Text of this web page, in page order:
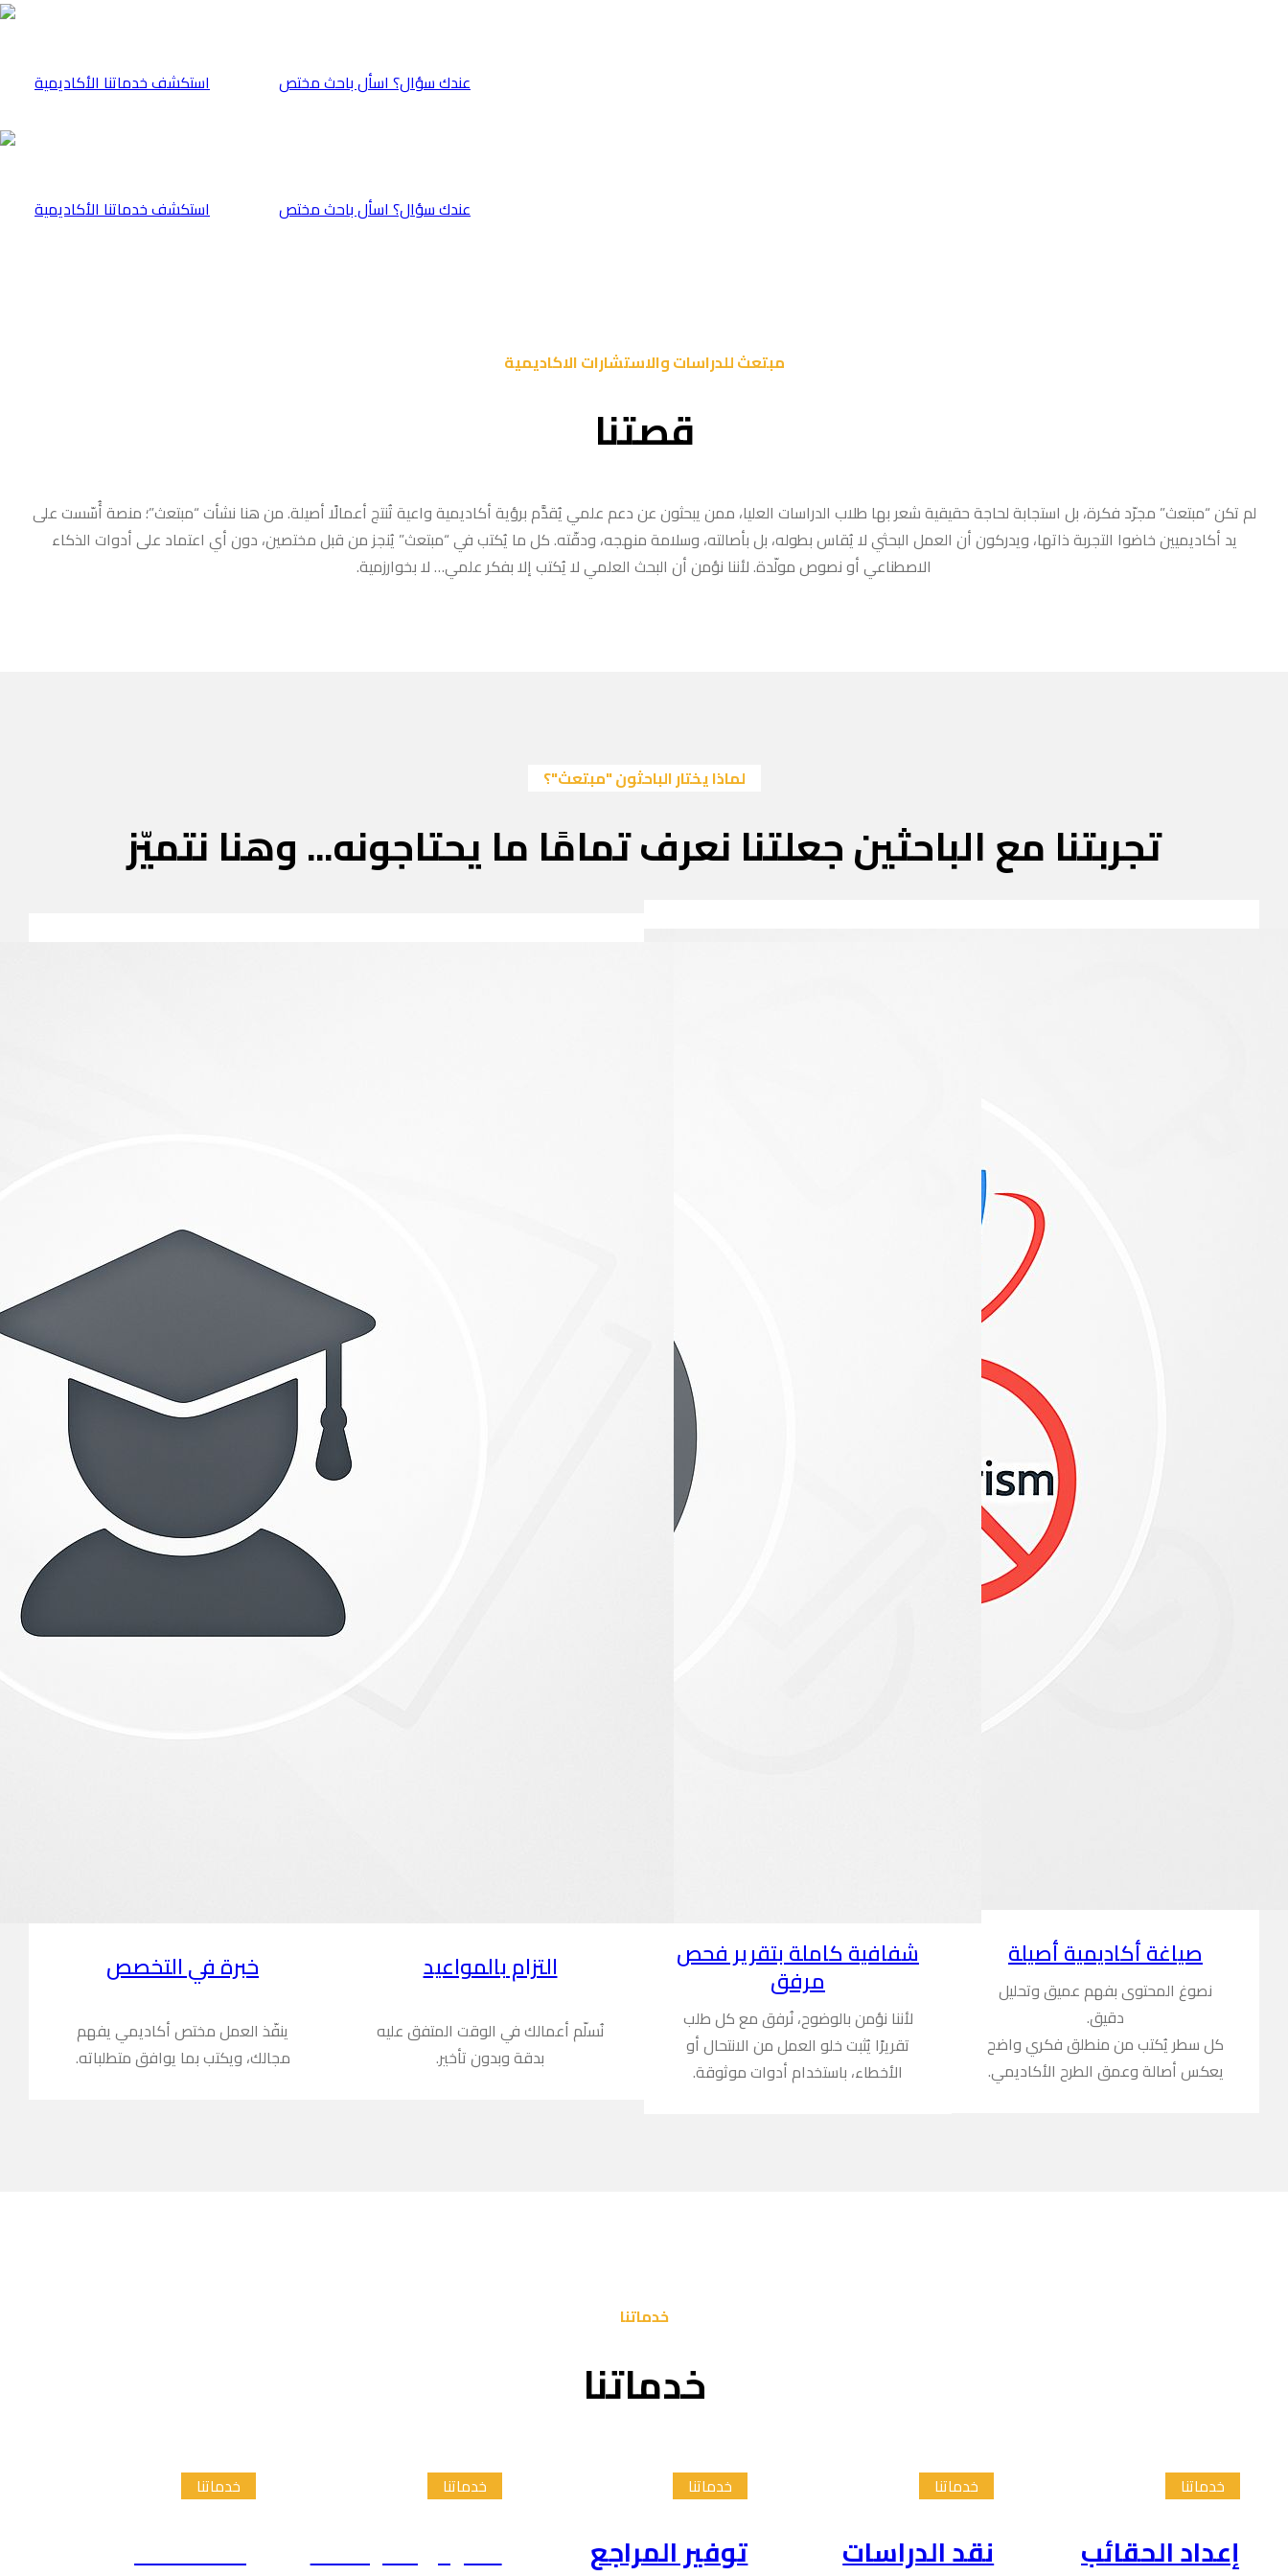
⁠استكشف خدماتنا الأكاديمية عندك سؤال؟ اسأل باحث مختص
⁠استكشف خدماتنا الأكاديمية عندك سؤال؟ اسأل باحث مختص
مبتعث للدراسات والاستشارات الاكاديمية
قصتنا
لم تكن “مبتعث” مجرّد فكرة، بل استجابة لحاجة حقيقية شعر بها طلاب الدراسات العليا، ممن يبحثون عن دعم علمي يُقدَّم برؤية أكاديمية واعية تُنتج أعمالًا أصيلة. من هنا نشأت “مبتعث”؛ منصة أُسّست على
يد أكاديميين خاضوا التجربة ذاتها، ويدركون أن العمل البحثي لا يُقاس بطوله، بل بأصالته، وسلامة منهجه، ودقّته. كل ما يُكتب في “مبتعث” يُنجز من قبل مختصين، دون أي اعتماد على أدوات الذكاء
الاصطناعي أو نصوص مولّدة. لأننا نؤمن أن البحث العلمي لا يُكتب إلا بفكر علمي… لا بخوارزمية.
لماذا يختار الباحثون "مبتعث"؟
تجربتنا مع الباحثين جعلتنا نعرف تمامًا ما يحتاجونه... وهنا نتميّز
صياغة أكاديمية أصيلة
نصوغ المحتوى بفهم عميق وتحليل
دقيق.
كل سطر يُكتب من منطلق فكري واضح
يعكس أصالة وعمق الطرح الأكاديمي.
شفافية كاملة بتقرير فحص
مرفق
لأننا نؤمن بالوضوح، نُرفق مع كل طلب
تقريرًا يُثبت خلو العمل من الانتحال أو
الأخطاء، باستخدام أدوات موثوقة.
التزام بالمواعيد
نُسلّم أعمالك في الوقت المتفق عليه
بدقة وبدون تأخير.
خبرة في التخصص
ينفّذ العمل مختص أكاديمي يفهم
مجالك، ويكتب بما يوافق متطلباته.
خدماتنا
خدماتنا
خدماتنا
إعداد الحقائب
خدماتنا
نقد الدراسات
خدماتنا
توفير المراجع
خدماتنا
تلخيص الدراسات
خدماتنا
إعداد الاطار